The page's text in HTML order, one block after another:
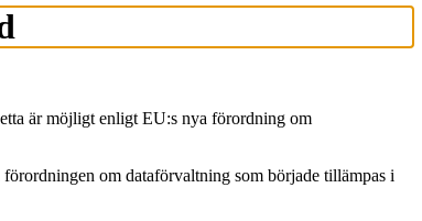
är möjligt enligt EU:s nya förordning om
om dataförvaltning som började tillämpas i